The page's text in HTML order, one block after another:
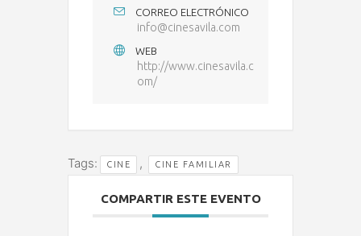
CORREO ELECTRÓNICO
info@cinesavila.com
WEB
http://www.cinesavila.c
om/
Tags: CINE , CINE FAMILIAR
COMPARTIR ESTE EVENTO